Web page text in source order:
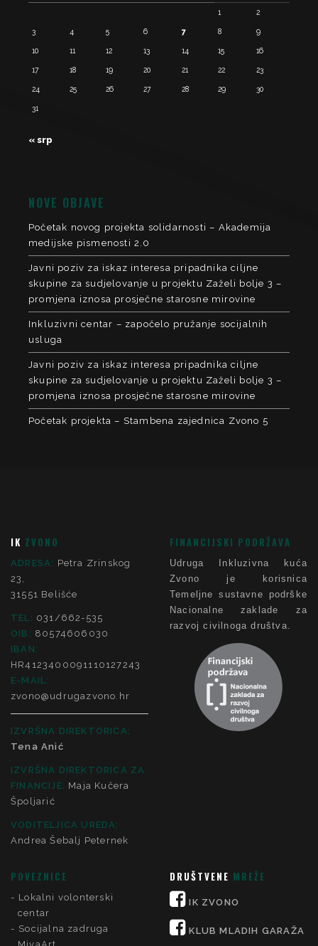
1 2
3 4 5 6 7 8 9
10 11 12 13 14 15 16
17 18 19 20 21 22 23
24 25 26 27 28 29 30
31
« srp
NOVE OBJAVE
Početak novog projekta solidarnosti – Akademija
medijske pismenosti 2.0
Javni poziv za iskaz interesa pripadnika ciljne
skupine za sudjelovanje u projektu Zaželi bolje 3 –
promjena iznosa prosječne starosne mirovine
Inkluzivni centar – započelo pružanje socijalnih
usluga
Javni poziv za iskaz interesa pripadnika ciljne
skupine za sudjelovanje u projektu Zaželi bolje 3 –
promjena iznosa prosječne starosne mirovine
Početak projekta – Stambena zajednica Zvono 5
IK ZVONO
ADRESA: Petra Zrinskog
23,
31551 Belišće
TEL: 031/662-535
OIB: 80574606030
IBAN:
HR4123400091110127243
E-MAIL:
zvono@udrugazvono.hr
IZVRŠNA DIREKTORICA:
Tena Anić
IZVRŠNA DIREKTORICA ZA
FINANCIJE: Maja Kučera
Špoljarić
VODITELJICA UREDA:
Andrea Šebalj Peternek
FINANCIJSKI PODRŽAVA
Udruga Inkluzivna kuća
Zvono je korisnica
Temeljne sustavne podrške
Nacionalne zaklade za
razvoj civilnoga društva.
POVEZNICE
Lokalni volonterski
centar
Socijalna zadruga
MivaArt
DRUŠTVENE MREŽE
IK ZVONO
KLUB MLADIH GARAŽA